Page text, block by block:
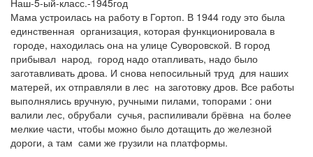
Наш-5-ый-класс.-1945год
Мама устроилась на работу в Гортоп. В 1944 году это была
единственная организация, которая функционировала в
городе, находилась она на улице Суворовской. В город
прибывал народ, город надо отапливать, надо было
заготавливать дрова. И снова непосильный труд для наших
матерей, их отправляли в лес на заготовку дров. Все работы
выполнялись вручную, ручными пилами, топорами : они
валили лес, обрубали сучья, распиливали брёвна на более
мелкие части, чтобы можно было дотащить до железной
дороги, а там сами же грузили на платформы.